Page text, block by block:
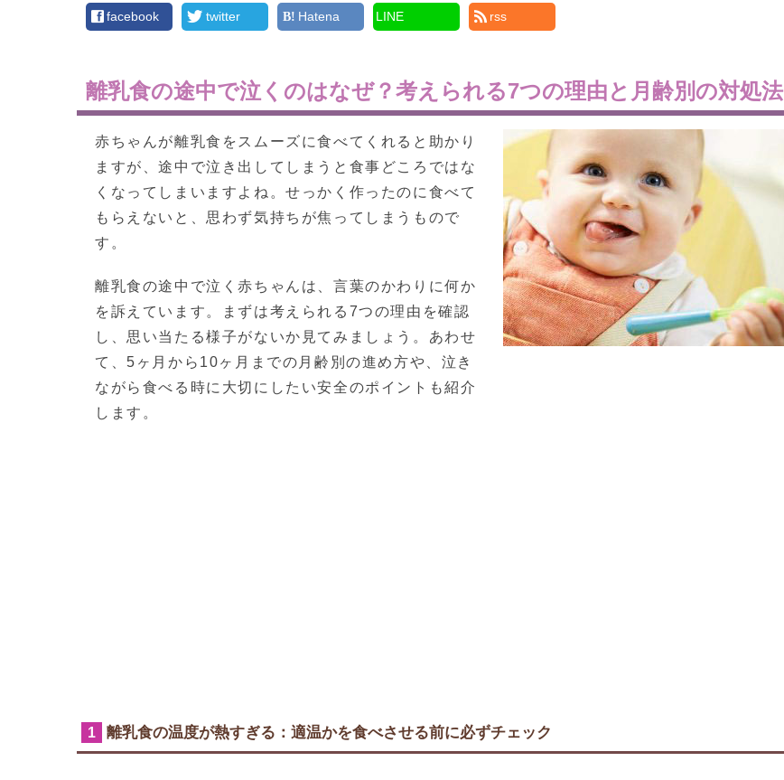
facebook twitter Hatena LINE rss
離乳食の途中で泣くのはなぜ？考えられる7つの理由と月齢別の対処法
赤ちゃんが離乳食をスムーズに食べてくれると助かり
ますが、途中で泣き出してしまうと食事どころではな
くなってしまいますよね。せっかく作ったのに食べて
もらえないと、思わず気持ちが焦ってしまうもので
す。
離乳食の途中で泣く赤ちゃんは、言葉のかわりに何か
を訴えています。まずは考えられる7つの理由を確認
し、思い当たる様子がないか見てみましょう。あわせ
て、5ヶ月から10ヶ月までの月齢別の進め方や、泣き
ながら食べる時に大切にしたい安全のポイントも紹介
します。
1 離乳食の温度が熱すぎる：適温かを食べさせる前に必ずチェック